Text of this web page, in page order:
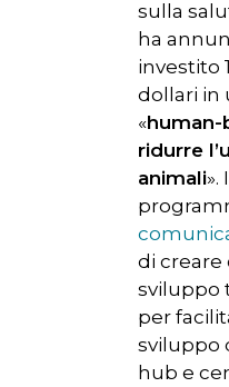
sulla
ha
investito
dollari in
«human-
ridurre
animali».
di creare
sviluppo
per
sviluppo
hub e